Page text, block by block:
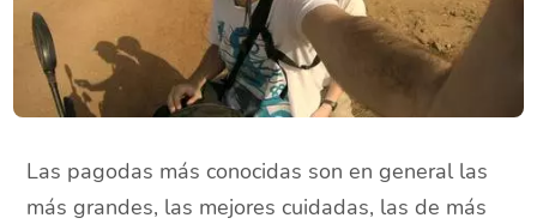
Las pagodas más conocidas son en general las
más grandes, las mejores cuidadas, las de más